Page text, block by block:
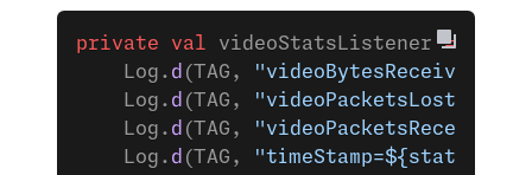
private val videoStatsListener =
    Log.
d (TAG,
    Log.
d (TAG,
    Log.
d (TAG,
    Log.
d (TAG,